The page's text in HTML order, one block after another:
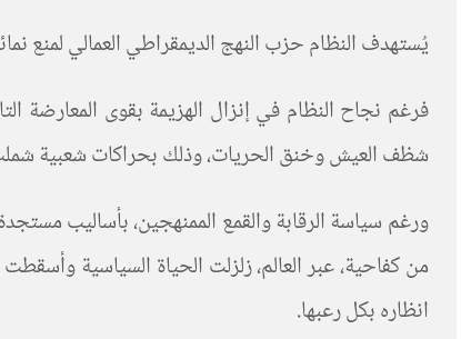
يُستهدف النظام حزب النهج الديمقراطي العمالي لمنع
فرغم نجاح النظام في إنزال الهزيمة بقوى المعارضة
شظف العيش وخنق الحريات، وذلك بحراكات شعبية
ورغم سياسة الرقابة والقمع الممنهجين، بأساليب
من كفاحية، عبر العالم، زلزلت الحياة السياسية
انظاره بكل رعبها.